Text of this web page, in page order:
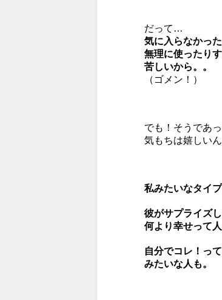
だって…
気に入らなかっ
無理に使ったり
苦しいから。。
（ゴメン！）
でも！そうであ
気もちは嬉しいん
私みたいなタイ
彼がサプライズ
何より幸せって
自分でコレ！っ
みたいな人も。